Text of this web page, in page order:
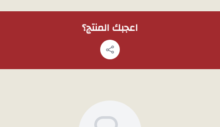
لمشاهدة تفاصيل المنتج بشكل أوضح قبل الشراء، يمكنك طلب
صور إضافية عبر الواتساب، وسوف نقوم بتصويره بالجوال.
اعجبك المنتج؟